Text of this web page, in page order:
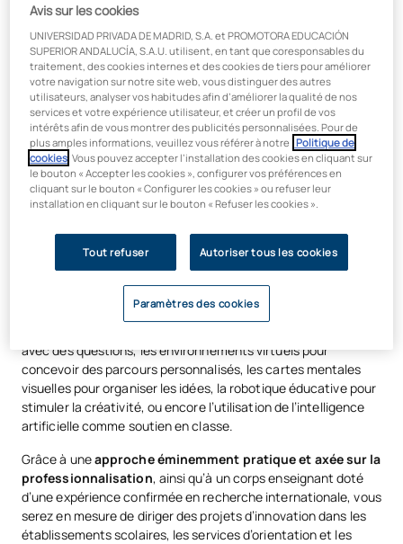
Classe inversée (Flipped Classroom) :
contenus chez lui à son rythme, et le temps passé en
classe est consacré à répondre aux questions, à
approfondir les connaissances et à relever des défis.
Apprentissage par la maîtrise (Mastery Learning) :
l’élève ne passe pas à la suite tant qu’il n’a pas démontré
qu’il a réellement compris le sujet (par exemple, avec un
taux de réussite de 90 %), ce qui permet de condenser les
contenus et d’accélérer l’apprentissage.
Apprentissage en équipe (Team-Based Learning) :
complexes, ce qui permet à l’élève surdoué de diriger, de
débattre et d’enseigner à ses camarades.
qui vous aideront à personnaliser l’enseignement de manière
avec des questions, les environnements virtuels pour
concevoir des parcours personnalisés, les cartes mentales
visuelles pour organiser les idées, la robotique éducative pour
stimuler la créativité, ou encore l’utilisation de l’intelligence
artificielle comme soutien en classe.
Grâce à uneapproche éminemment pratique et axée sur la
professionnalisation, ainsi qu’à un corps enseignant doté
d’une expérience confirmée en recherche internationale, vous
serez en mesure de diriger des projets d’innovation dans les
établissements scolaires, les services d’orientation et les
Avis sur les cookies
UNIVERSIDAD PRIVADA DE MADRID, S.A. et PROMOTORA EDUCACIÓN
SUPERIOR ANDALUCÍA, S.A.U. utilisent, en tant que coresponsables du
traitement, des cookies internes et des cookies de tiers pour améliorer
votre navigation sur notre site web, vous distinguer des autres
utilisateurs, analyser vos habitudes afin d’améliorer la qualité de nos
services et votre expérience utilisateur, et créer un profil de vos
intérêts afin de vous montrer des publicités personnalisées. Pour de
plus amples informations, veuillez vous référer à notre Politique de
cookies . Vous pouvez accepter l’installation des cookies en cliquant sur
le bouton « Accepter les cookies », configurer vos préférences en
cliquant sur le bouton « Configurer les cookies » ou refuser leur
installation en cliquant sur le bouton « Refuser les cookies ».
Tout refuser Autoriser tous les cookies
Paramètres des cookies